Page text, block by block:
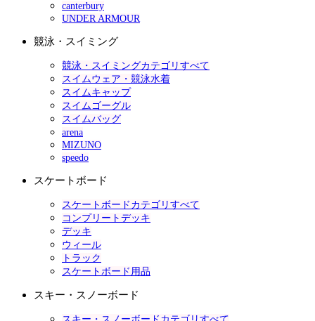
canterbury
UNDER ARMOUR
競泳・スイミング
競泳・スイミングカテゴリすべて
スイムウェア・競泳水着
スイムキャップ
スイムゴーグル
スイムバッグ
arena
MIZUNO
speedo
スケートボード
スケートボードカテゴリすべて
コンプリートデッキ
デッキ
ウィール
トラック
スケートボード用品
スキー・スノーボード